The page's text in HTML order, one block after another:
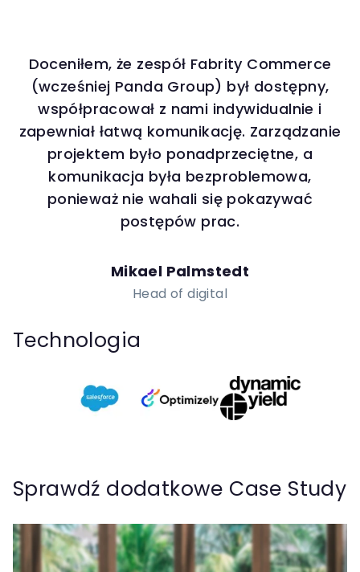
Doceniłem, że zespół Fabrity Commerce
(wcześniej Panda Group) był dostępny,
współpracował z nami indywidualnie i
zapewniał łatwą komunikację. Zarządzanie
projektem było ponadprzeciętne, a
komunikacja była bezproblemowa,
ponieważ nie wahali się pokazywać
postępów prac.
Mikael Palmstedt
Head of digital
Technologia
Sprawdź dodatkowe Case Study